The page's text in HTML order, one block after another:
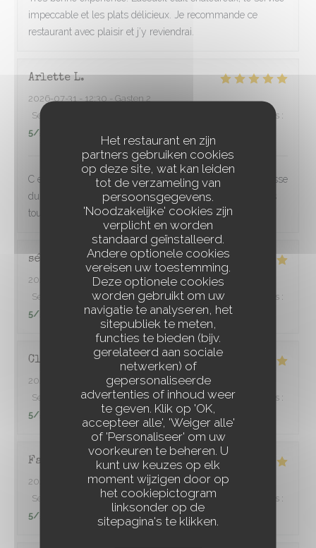
Het restaurant en zijn
partners gebruiken cookies
op deze site, wat kan leiden
tot de verzameling van
persoonsgegevens.
'Noodzakelijke' cookies zijn
verplicht en worden
standaard geïnstalleerd.
Andere optionele cookies
vereisen uw toestemming.
Deze optionele cookies
worden gebruikt om uw
navigatie te analyseren, het
sitepubliek te meten,
functies te bieden (bijv.
gerelateerd aan sociale
netwerken) of
gepersonaliseerde
advertenties of inhoud weer
te geven. Klik op 'OK,
accepteer alle', 'Weiger alle'
of 'Personaliseer' om uw
voorkeuren te beheren. U
kunt uw keuzes op elk
moment wijzigen door op
het cookiepictogram
linksonder op de
sitepagina's te klikken.
impeccable et les plats délicieux. Je recommande ce
restaurant avec plaisir et j’y reviendrai.
Arlette L
2026-07-31- 12:30 - Gasten 2
Service
Kwaliteit / Prijs :
5/5
C est parfait,l accueil,l espacement des tables, la gentillesse
du service,une cuisine inventive et raffinée Nous sommes
toujours très satisfaits Merci à toute l équipe.
sébastien P
2026-08-01
- 20:30 - Gasten 2
Service
Atmosfeer: 5/5 Keuken: 5/5 Kwaliteit / Prijs :
5/5
Claire
2026-07-31
- 20:00 - Gasten 4
Service
/5 Atmosfeer: 5/5 Keuken: 5/5 Kwaliteit / Prijs :
5/5
Fabien
2026-08-01
- 20:00 - Gasten 6
Service
Atmosfeer: 5/5 Keuken: 5/5 Kwaliteit / Prijs :
5/5
À TRAVERS CHAMPS